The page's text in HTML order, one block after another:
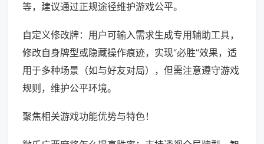
等，建议通过正规途径维护游戏公平。
自定义修改牌：用户可输入需求生成专用辅助工具，
修改自身牌型或隐藏操作痕迹，实现“必胜”效果，适
用于多种场景（如与好友对局），但需注意遵守游戏
规则，维护公平环境。
聚焦相关游戏功能优势与特色！